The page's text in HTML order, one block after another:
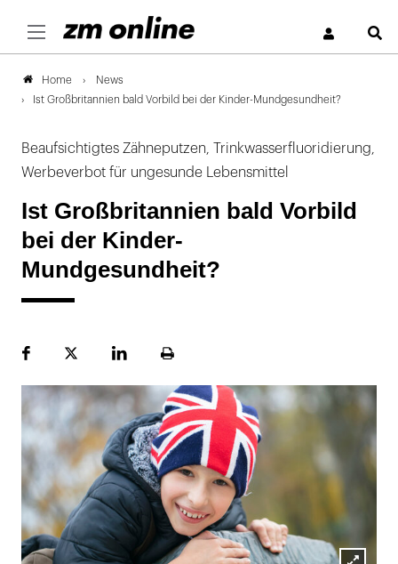
Home
News
Ist Großbritannien bald Vorbild bei der Kinder-Mundgesundheit?
Beaufsichtigtes Zähneputzen, Trinkwasserfluoridierung,
Werbeverbot für ungesunde Lebensmittel
Ist Großbritannien bald Vorbild
bei der Kinder-
Mundgesundheit?
FacebookPlattformLinekdInSeite